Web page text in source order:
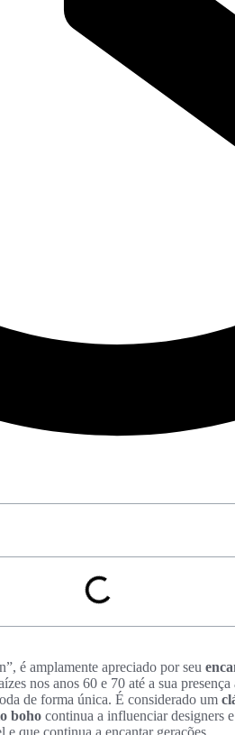
é amplamente apreciado por seu
nos anos 60 e 70 até a sua presença
de forma única. É considerado um
boho continua a influenciar designers